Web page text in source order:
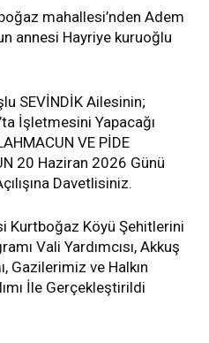
mahallesi’nden Adem
annesi Hayriye kuruoğlu
SEVİNDİK Ailesinin;
İşletmesini Yapacağı
VE PİDE
20 Haziran 2026 Günü
Davetlisiniz.
Kurtboğaz Köyü Şehitlerini
Vali Yardımcısı, Akkuş
Gazilerimiz ve Halkın
İle Gerçekleştirildi